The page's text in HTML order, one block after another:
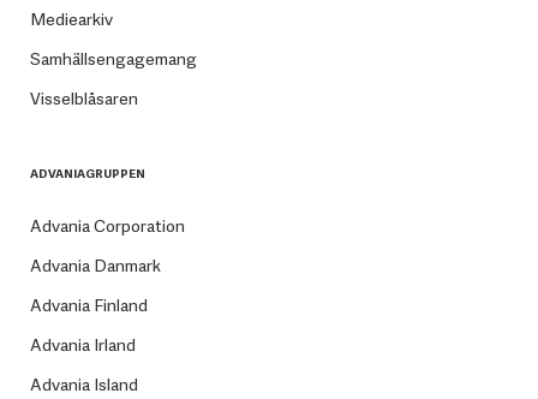
Mediearkiv
Samhällsengagemang
Visselblåsaren
ADVANIAGRUPPEN
Advania Corporation
Advania Danmark
Advania Finland
Advania Irland
Advania Island